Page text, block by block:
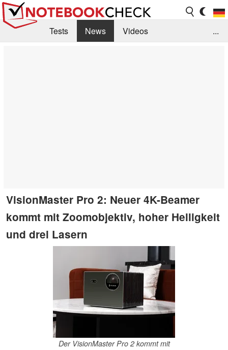
Tests News
Videos
...
VisionMaster Pro 2: Neuer 4K-Beamer
kommt mit Zoomobjektiv, hoher Helligkeit
und drei Lasern
Der VisionMaster Pro 2 kommt mit